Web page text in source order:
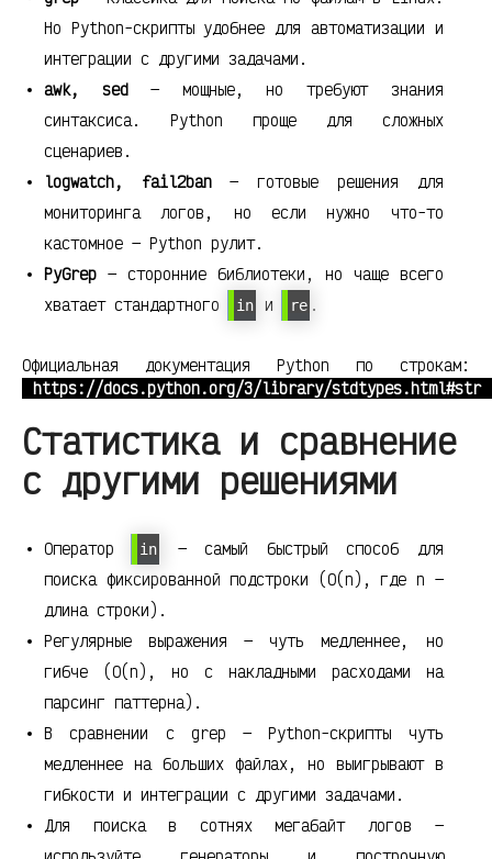
Но Python-скрипты удобнее для автоматизации и
интеграции с другими задачами.
awk, sed— мощные, но требуют знания
синтаксиса. Python проще для сложных
сценариев.
logwatch, fail2ban— готовые решения для
мониторинга логов, но если нужно что-то
кастомное — Python рулит.
PyGrep — сторонние библиотеки, но чаще всего
хватает стандартного
in и re .
Официальная документация Python по строкам:
https://docs.python.org/3/library/stdtypes.html#str
Статистика и сравнение
с другими решениями
Оператор in
— самый быстрый способ для
поиска фиксированной подстроки (O(n), где n —
длина строки).
Регулярные выражения — чуть медленнее, но
гибче (O(n), но с накладными расходами на
парсинг паттерна).
В сравнении с grep — Python-скрипты чуть
медленнее на больших файлах, но выигрывают в
гибкости и интеграции с другими задачами.
Для поиска в сотнях мегабайт логов —